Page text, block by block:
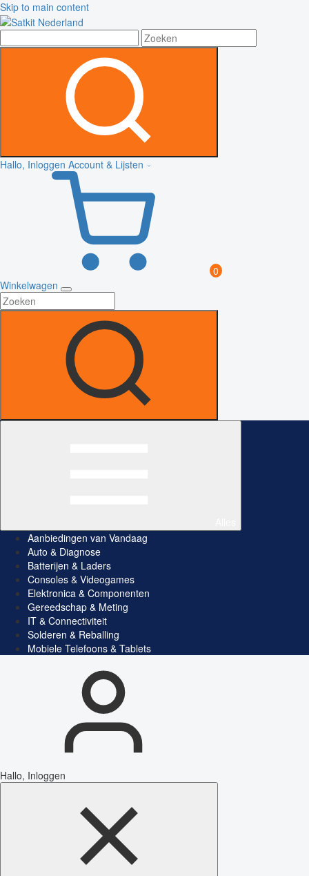
Skip to main content
Hallo, Inloggen Account & Lijsten
0
Winkelwagen
Aanbiedingen van Vandaag
Auto & Diagnose
Batterijen & Laders
Consoles & Videogames
Elektronica & Componenten
Gereedschap & Meting
IT & Connectiviteit
Solderen & Reballing
Mobiele Telefoons & Tablets
Hallo, Inloggen